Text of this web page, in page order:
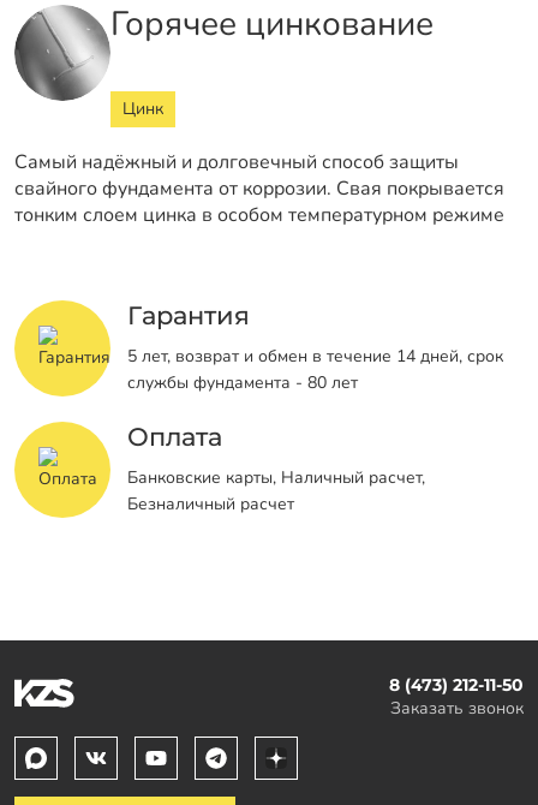
Горячее цинкование
Цинк
Самый надёжный и долговечный способ защиты
свайного фундамента от коррозии. Свая покрывается
тонким слоем цинка в особом температурном режиме
Гарантия
5 лет, возврат и обмен в течение 14 дней, срок
службы фундамента - 80 лет
Оплата
Банковские карты, Наличный расчет,
Безналичный расчет
8 (473) 212-11-50
Заказать звонок